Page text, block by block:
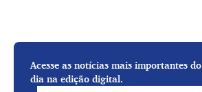
Acesse as notícias mais importantes do
dia na edição digital.